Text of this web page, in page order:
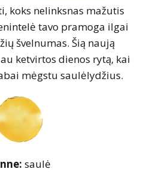
koks nelinksnas mažutis
tavo pramoga ilgai
švelnumas. Šią naują
ketvirtos dienos rytą, kai
mėgstu saulėlydžius.
saulė